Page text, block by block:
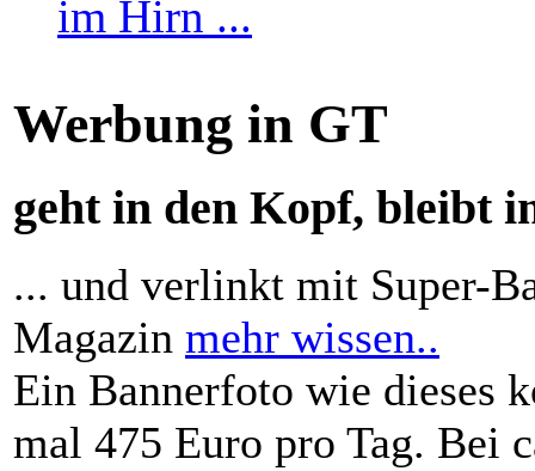
Werbung in GT
geht in den Kopf, bleibt
... und verlinkt mit Super-
Magazin mehr wissen..
Ein Bannerfoto wie dieses
mal 475 Euro pro Tag. Bei